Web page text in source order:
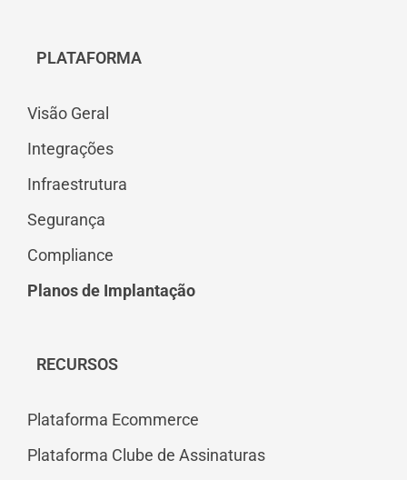
PLATAFORMA
Visão Geral
Integrações
Infraestrutura
Segurança
Compliance
Planos de Implantação
RECURSOS
Plataforma Ecommerce
Plataforma Clube de Assinaturas